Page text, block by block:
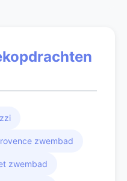
zwembad
zwembad